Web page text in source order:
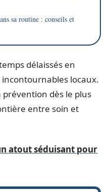
sa routine : conseils et
délaissés en
locaux.
dès le plus
entre soin et
atout séduisant pour